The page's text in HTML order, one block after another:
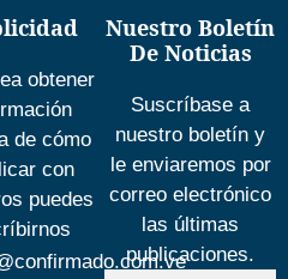
obtener
de cómo
con
puedes
Nuestro Boletín
De Noticias
Suscríbase a
nuestro boletín y
le enviaremos por
correo electrónico
las últimas
publicaciones.